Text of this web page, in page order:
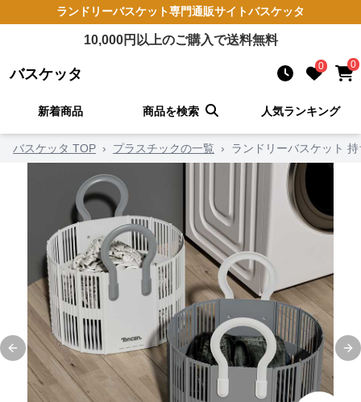
ランドリーバスケット専門通販サイトバスケッタ
10,000円以上のご購入で送料無料
バスケッタ 0 0
新着商品 商品を検索 人気ランキング
バスケッタ TOP › プラスチックの一覧 › ランドリーバスケット
Previous slide